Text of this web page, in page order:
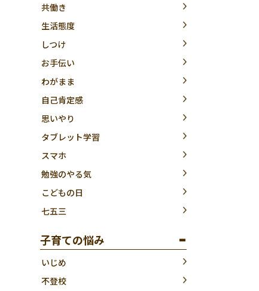
共働き
生活態度
しつけ
お手伝い
わがまま
自己肯定感
思いやり
タブレット学習
スマホ
勉強のやる気
こどもの日
七五三
子育ての悩み
いじめ
不登校